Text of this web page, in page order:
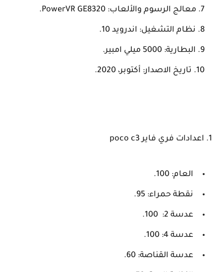
معالج الرسوم والألعاب: PowerVR GE8320.
نظام التشغيل: اندرويد 10.
البطارية: 5000 ميلي امبير.
تاريخ الاصدار: أكتوبر، 2020.
1. اعدادات فري فاير poco c3
العام: 100.
نقطة حمراء: 95.
عدسة 2: 100.
عدسة 4: 100.
عدسة القناصة: 60.